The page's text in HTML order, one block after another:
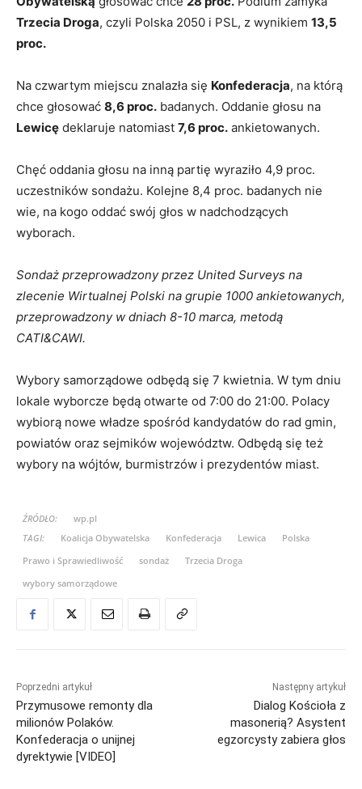
Trzecia Droga, czyli Polska 2050 i PSL, z wynikiem 13,5
proc.
Na czwartym miejscu znalazła się Konfederacja, na którą
chce głosować 8,6 proc. badanych. Oddanie głosu na
Lewicę deklaruje natomiast 7,6 proc. ankietowanych.
Chęć oddania głosu na inną partię wyraziło 4,9 proc.
uczestników sondażu. Kolejne 8,4 proc. badanych nie
wie, na kogo oddać swój głos w nadchodzących
wyborach.
Sondaż przeprowadzony przez United Surveys na
zlecenie Wirtualnej Polski na grupie 1000 ankietowanych,
przeprowadzony w dniach 8-10 marca, metodą
CATI&CAWI.
Wybory samorządowe odbędą się 7 kwietnia. W tym dniu
lokale wyborcze będą otwarte od 7:00 do 21:00. Polacy
wybiorą nowe władze spośród kandydatów do rad gmin,
powiatów oraz sejmików województw. Odbędą się też
wybory na wójtów, burmistrzów i prezydentów miast.
ŹRÓDŁO:
wp.pl
TAGI:
Koalicja Obywatelska Konfederacja Lewica
Polska
Prawo i Sprawiedliwość
sondaż
Trzecia Droga
wybory samorządowe
Poprzedni artykuł
Przymusowe remonty dla
milionów Polaków.
Konfederacja o unijnej
dyrektywie [VIDEO]
Następny artykuł
Dialog Kościoła z
masonerią? Asystent
egzorcysty zabiera głos